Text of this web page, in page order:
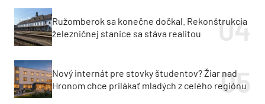
Ružomberok sa konečne dočkal. Rekonštrukcia
železničnej stanice sa stáva realitou
Nový internát pre stovky študentov? Žiar nad
Hronom chce prilákať mladých z celého regiónu